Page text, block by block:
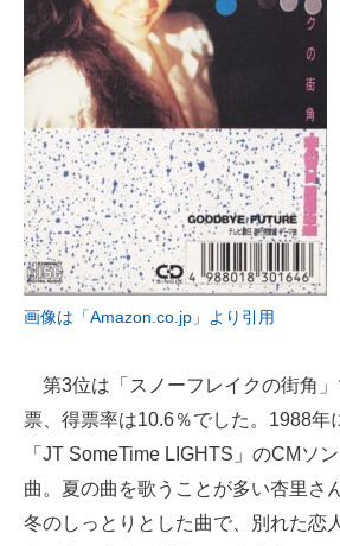
画像は「Amazon.co.jp」より引用
第3位は「スノーフレイクの街角
票、得票率は10.6％でした。1988年
「JT SomeTime LIGHTS」のCMソ
曲。夏の曲を歌うことが多い杏里さ
冬のしっとりとした曲で、別れた恋